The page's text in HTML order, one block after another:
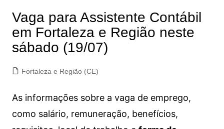
Vaga para Assistente Contábil
em Fortaleza e Região neste
sábado (19/07)
Fortaleza e Região (CE)
As informações sobre a vaga de emprego,
como salário, remuneração, benefícios,